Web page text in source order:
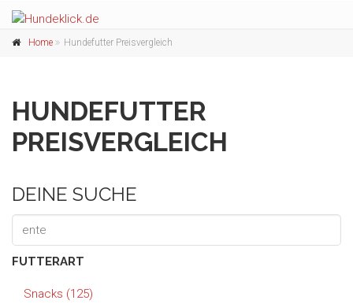
Home Hundefutter Preisvergleich
HUNDEFUTTER
PREISVERGLEICH
DEINE SUCHE
FUTTERART
Snacks (125)